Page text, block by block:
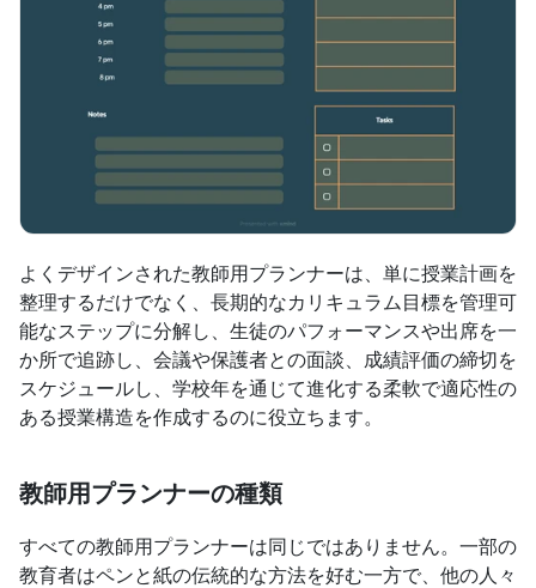
よくデザインされた教師用プランナーは、単に授業計画を
整理するだけでなく、長期的なカリキュラム目標を管理可
能なステップに分解し、生徒のパフォーマンスや出席を一
か所で追跡し、会議や保護者との面談、成績評価の締切を
スケジュールし、学校年を通じて進化する柔軟で適応性の
ある授業構造を作成するのに役立ちます。
教師用プランナーの種類
すべての教師用プランナーは同じではありません。一部の
教育者はペンと紙の伝統的な方法を好む一方で、他の人々